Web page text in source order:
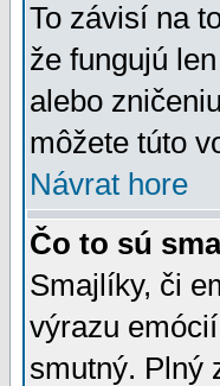
To závisí na
že fungujú
alebo
môžete túto
Návrat hore
Čo to sú
Smajlíky, či
výrazu
smutný. Plný